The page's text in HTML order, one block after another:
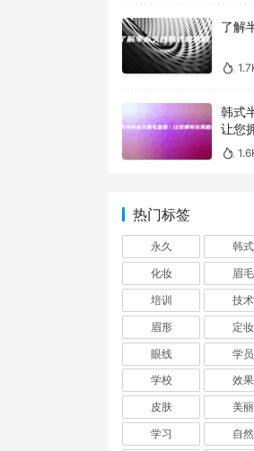
了解
韩式
让您
热门标签
永久 韩式
化妆
眉毛
培训
技术
眉形
定妆
眼线
学员
学校
效果
皮肤
美丽
学习
自然